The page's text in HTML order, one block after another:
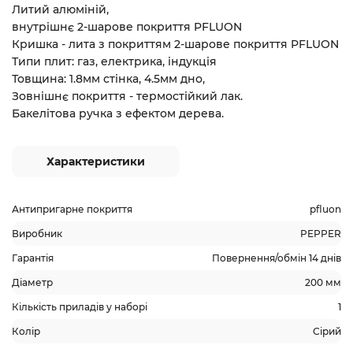
Литий алюміній,
внутрішнє 2-шарове покриття PFLUON
Кришка - лита з покриттям 2-шарове покриття PFLUON
Типи плит: газ, електрика, індукція
Товщина: 1.8мм стінка, 4.5мм дно,
Зовнішнє покриття - термостійкий лак.
Бакелітова ручка з ефектом дерева.
Характеристики
Антипригарне покриття pfluon
Виробник PEPPER
Гарантія Повернення/обмін 14 днів
Діаметр 200 мм
Кількість приладів у наборі 1
Колір Сірий